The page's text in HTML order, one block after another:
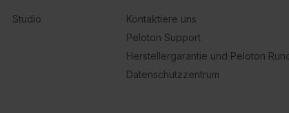
Studio
Kontaktiere uns
Peloton Support
Herstellergarantie und Peloton
Datenschutzzentrum